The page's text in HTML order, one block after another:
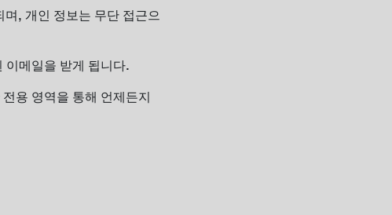
며, 개인 정보는 무단 접근으
이메일을 받게 됩니다.
용 영역을 통해 언제든지